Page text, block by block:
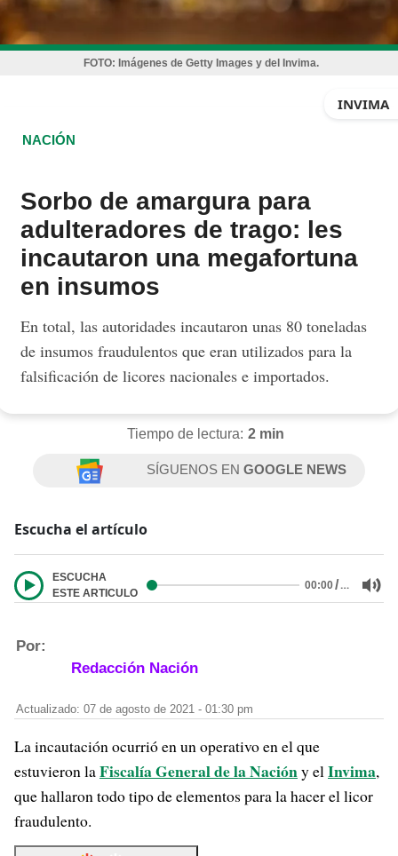
FOTO: Imágenes de Getty Images y del Invima.
INVIMA
NACIÓN
Sorbo de amargura para
adulteradores de trago: les
incautaron una megafortuna
en insumos
En total, las autoridades incautaron unas 80 toneladas
de insumos fraudulentos que eran utilizados para la
falsificación de licores nacionales e importados.
Tiempo de lectura: 2 min
SÍGUENOS ENGOOGLE NEWS
Escucha el artículo
ESCUCHA
ESTE ARTICULO
00:00/…
Por:
Redacción Nación
Actualizado: 07 de agosto de 2021 - 01:30 pm
La incautación ocurrió en un operativo en el que
estuvieron laFiscalía General de la Nacióny elInvima,
que hallaron todo tipo de elementos para la hacer el licor
fraudulento.